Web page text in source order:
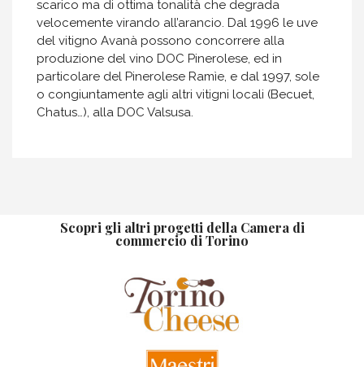
scarico ma di ottima tonalità che degrada
velocemente virando all’arancio. Dal 1996 le uve
del vitigno Avanà possono concorrere alla
produzione del vino DOC Pinerolese, ed in
particolare del Pinerolese Ramìe, e dal 1997, sole
o congiuntamente agli altri vitigni locali (Becuet,
Chatus…), alla DOC Valsusa.
Scopri gli altri progetti della Camera di
commercio di Torino